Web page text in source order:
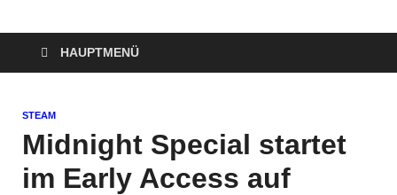
Technoloki: Gaming
und Entertainment
News
Blockbuster, Indie-Perlen und Retro-Klassiker.
HAUPTMENÜ
STEAM
Midnight Special startet
im Early Access auf